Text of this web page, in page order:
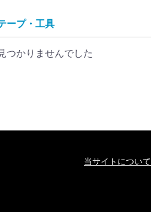
ープ・工具
つかりませんでした
当サイトについて